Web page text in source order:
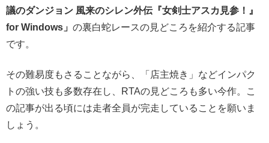
議のダンジョン 風来のシレン外伝『女剣士アスカ見参！』
for Windows」 の裏白蛇レースの見どころを紹介する記事
です。
その難易度もさることながら、「店主焼き」などインパク
トの強い技も多数存在し、RTAの見どころも多い今作。こ
の記事が出る頃には走者全員が完走していることを願いま
しょう。